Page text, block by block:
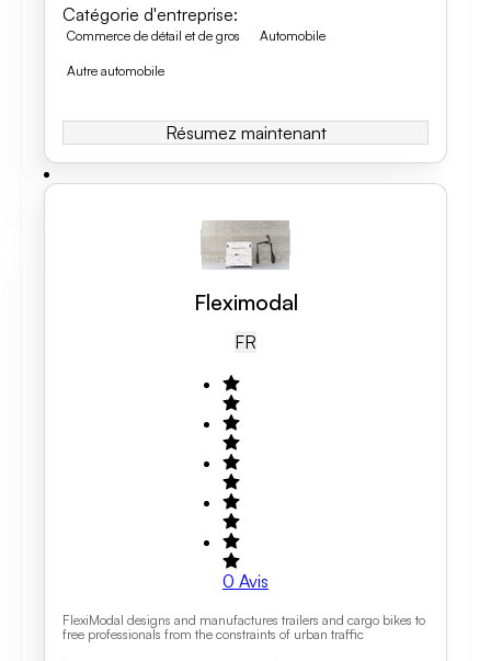
Catégorie d'entreprise:
Commerce de détail et de gros Automobile
Autre automobile
Résumez maintenant
Fleximodal
FR
0 Avis
FlexiModal designs and manufactures trailers and cargo bikes to
free professionals from the constraints of urban traffic